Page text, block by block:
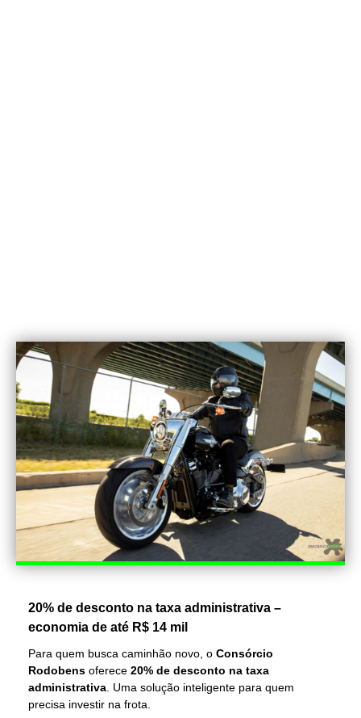
20% de desconto na taxa administrativa –
economia de até R$ 14 mil
Para quem busca caminhão novo, o Consórcio
Rodobens oferece 20% de desconto na taxa
administrativa. Uma solução inteligente para quem
precisa investir na frota.